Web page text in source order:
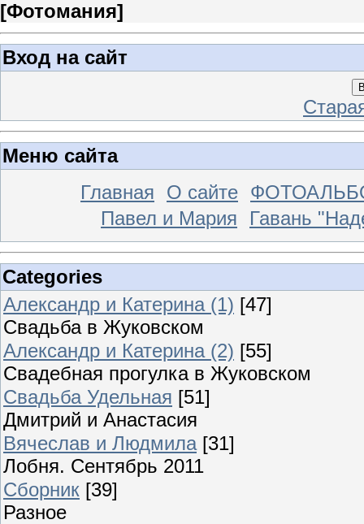
[Фотомания]
Вход на сайт
Меню сайта
Главная
О сайте
Павел и Мария
Гавань
Categories
Александр и Катерина (1) [47]
Свадьба в Жуковском
Александр и Катерина (2) [55]
Свадебная прогулка в Жуковском
Свадьба Удельная [51]
Дмитрий и Анастасия
Вячеслав и Людмила [31]
Лобня. Сентябрь 2011
Сборник [39]
Разное